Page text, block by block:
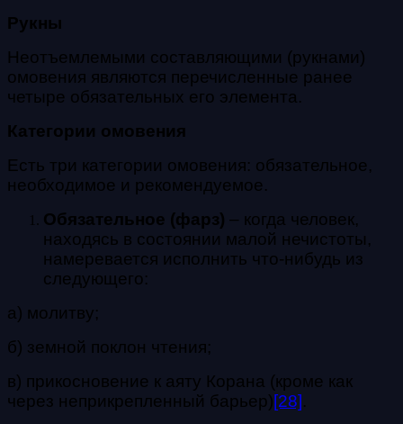
Рукны
Неотъемлемыми составляющими (рукнами)
омовения являются перечисленные ранее
четыре обязательных его элемента.
Категории омовения
Есть три категории омовения: обязательное,
необходимое и рекомендуемое.
Обязательное (фарз) – когда человек,
находясь в состоянии малой нечистоты,
намеревается исполнить что-нибудь из
следующего:
а) молитву;
б) земной поклон чтения;
в) прикосновение к аяту Корана (кроме как
через неприкрепленный барьер)[28].